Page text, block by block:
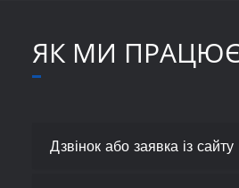
ЯК МИ
Дзвінок або заявка із сайту